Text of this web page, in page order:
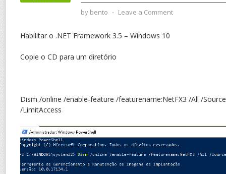
by bento ⋅ Leave a Comment
Habilitar o .NET Framework 3.5 – Windows 10
Copie o CD para um diretório
Dism /online /enable-feature /featurename:NetFX3 /All /
/LimitAccess